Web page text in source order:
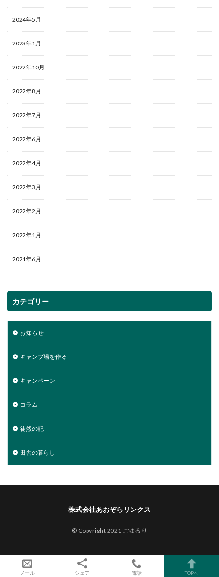
2024年5月
2023年1月
2022年10月
2022年8月
2022年7月
2022年6月
2022年4月
2022年3月
2022年2月
2022年1月
2021年6月
カテゴリー
お知らせ
キャンプ場を作る
キャンペーン
コラム
徒然の記
田舎の暮らし
株式会社あおぞらリンクス
© Copyright 2021 ごゆるり
メール シェア 電話 TOPへ